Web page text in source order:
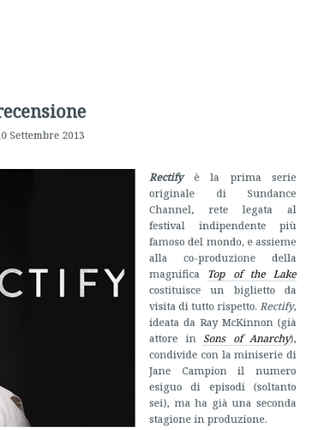
visita di tutto rispetto.Rectify
ideata da Ray McKinnon (già
attore inSons of Anarchy
condivide con la miniserie di
Jane Campion il numero
esiguo di episodi (soltanto
sei), ma ha già una seconda
stagione in produzione.
diciottenne e poi condannato a morte per lo stupro e
dopo 19 anni viene scarcerato, grazie alla messa in
ora il ragionevole dubbio su cui ricostruire il caso. Fuori,
famiglia di Daniel, mentre il resto della comunità della
i forconi contro quello che inevitabilmente, e